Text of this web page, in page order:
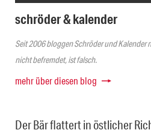
schröder & kalender
Seit 2006 bloggen Schröder und Kalender
nicht befremdet, ist falsch.
mehr über diesen blog
Der Bär flattert in östlicher